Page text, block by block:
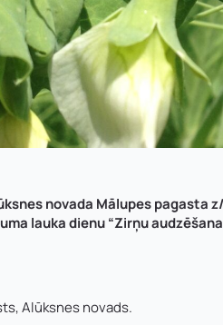
novada Mālupes pagasta
lauka dienu “Zirņu
Alūksnes novads.